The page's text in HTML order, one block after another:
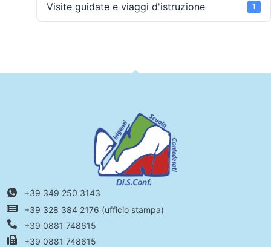
Visite guidate e viaggi d'istruzione 1
+39 349 250 3143
+39 328 384 2176 (ufficio stampa)
+39 0881 748615
+39 0881 748615